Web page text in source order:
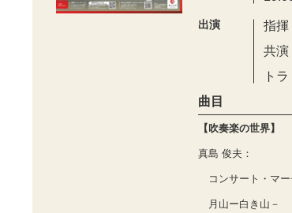
出演
指揮
共演
トラ
曲目
【吹奏楽の世界】
真島 俊夫：
コンサート・マー
月山ー白き山－